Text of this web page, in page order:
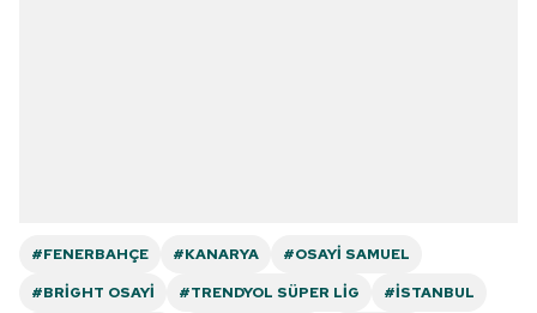
#FENERBAHÇE #KANARYA
#OSAYI SAMUEL
#BRIGHT OSAYI
#TRENDYOL SÜPER LIG
#İSTANBUL